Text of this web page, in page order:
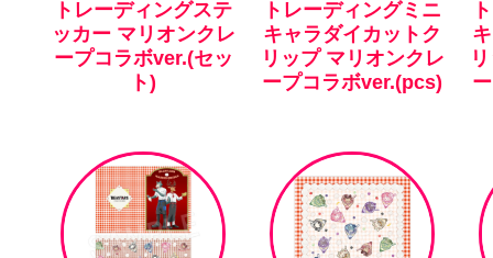
トレーディングステ
ッカー マリオンクレ
ープコラボver.(セッ
ト)
トレーディングミニ
キャラダイカットク
リップ マリオンクレ
ープコラボver.(pcs)